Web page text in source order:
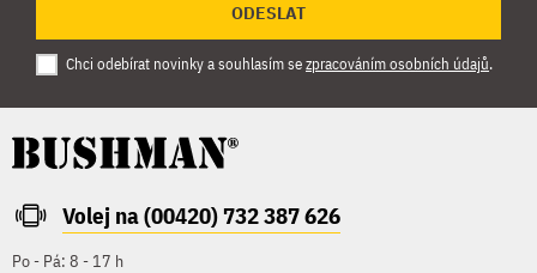
ODESLAT
Chci odebírat novinky a souhlasím sezpracováním osobních údajů.
Volej na (00420) 732 387 626
Po - Pá: 8 - 17 h